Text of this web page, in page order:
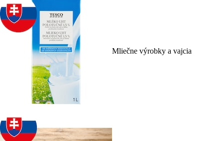
Mliečne výrobky a vajcia